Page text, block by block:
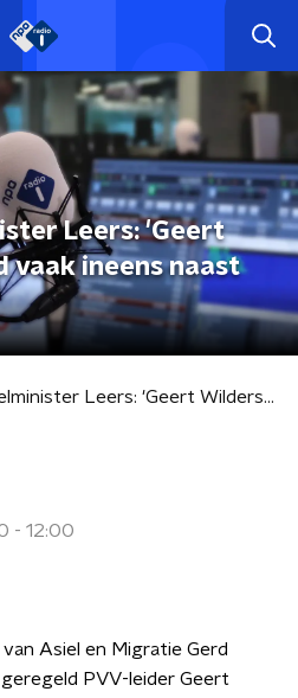
Leers: 'Geert
vaak ineens naast
Oud-asielminister Leers: 'Geert Wilders stond vaak ineens naast m'n bureau'
- 12:00
Asiel en Migratie Gerd
PVV-leider Geert